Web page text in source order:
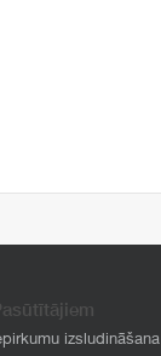
izsludināšana